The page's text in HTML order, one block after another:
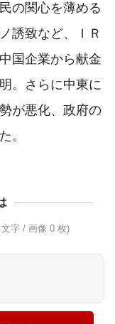
の関心を薄める
誘致など、ＩＲ
国企業から献金
。さらに中東に
が悪化、政府の
字 / 画像 0 枚)